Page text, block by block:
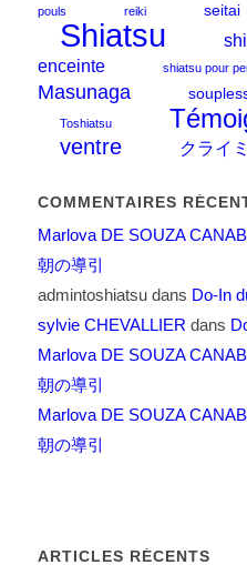
pouls
reiki seitai
Shiatsu
enceinte
shiatsu pour
Masunaga
Toshiatsu
ventre クライ
COMMENTAIRES
Marlova DE SOUZA
朝の導引
admintoshiatsudans Do-In
sylvie CHEVALLIER dans
Marlova DE SOUZA
朝の導引
Marlova DE SOUZA
朝の導引
ARTICLES RÉCENTS